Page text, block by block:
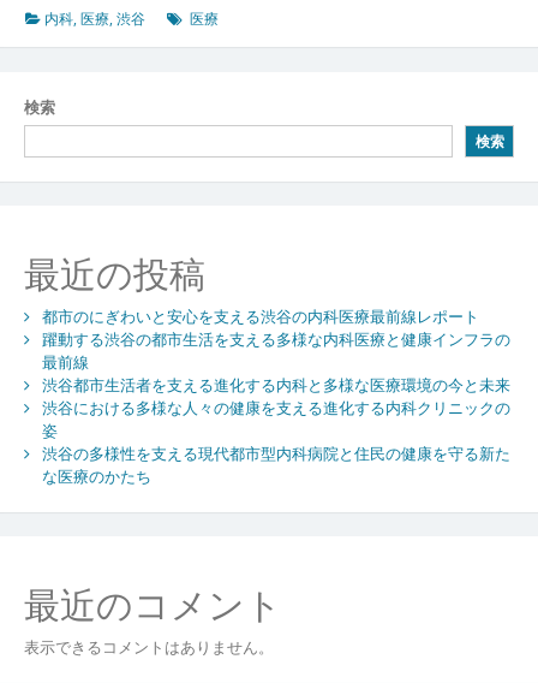
の
内
要
性
と
地
医
療
内科,医療,渋谷 医療
検索
検索
最近の投稿
都市のにぎわいと安心を支える渋谷の内科医療最前線レポート
躍動する渋谷の都市生活を支える多様な内科医療と健康インフラの
最前線
渋谷都市生活者を支える進化する内科と多様な医療環境の今と未来
渋谷における多様な人々の健康を支える進化する内科クリニックの
姿
渋谷の多様性を支える現代都市型内科病院と住民の健康を守る新た
な医療のかたち
最近のコメント
表示できるコメントはありません。